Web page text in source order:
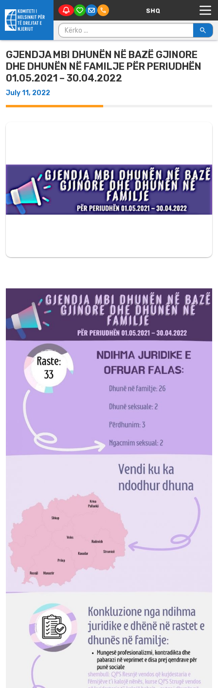
Skip to content Main Navigation
Kërko për:
GJENDJA MBI DHUNËN NË BAZË GJINORE
DHE DHUNËN NË FAMILJE PËR PERIUDHËN
01.05.2021 – 30.04.2022
July 11, 2022